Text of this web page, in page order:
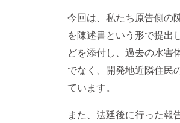
今回は、私たち原告側の
を陳述書という形で提出
どを添付し、過去の水害
でなく、開発地近隣住民
ています。
また、法廷後に行った報